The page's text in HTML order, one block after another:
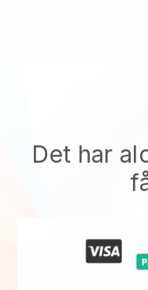
Det har